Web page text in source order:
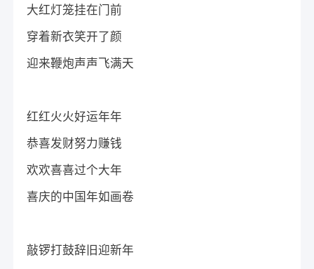
大红灯笼挂在门前
穿着新衣笑开了颜
迎来鞭炮声声飞满天
红红火火好运年年
恭喜发财努力赚钱
欢欢喜喜过个大年
喜庆的中国年如画卷
敲锣打鼓辞旧迎新年